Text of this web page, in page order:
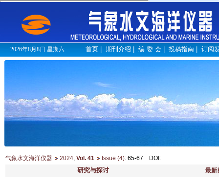
2026年8月8日 星期六 首页 期刊介绍 编 委 会 投稿指南 订阅
气象水文海洋仪器 2024, Vol. 41 Issue (4): 65-67 DOI :
研究与探讨 最新